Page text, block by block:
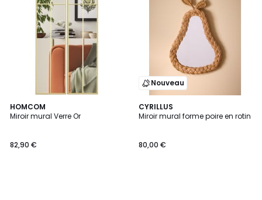
HOMCOM
Miroir mural Verre Or
82,90 €
Nouveau
CYRILLUS
Miroir mural forme poire en rotin
80,00 €